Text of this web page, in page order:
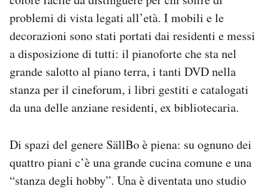
problemi di vista legati all’età. I mobili e le
decorazioni sono stati portati dai residenti e messi
a disposizione di tutti: il pianoforte che sta nel
grande salotto al piano terra, i tanti DVD nella
stanza per il cineforum, i libri gestiti e catalogati
da una delle anziane residenti, ex bibliotecaria.
Di spazi del genere SällBo è piena: su ognuno dei
quattro piani c’è una grande cucina comune e una
“stanza degli hobby”. Una è diventata uno studio